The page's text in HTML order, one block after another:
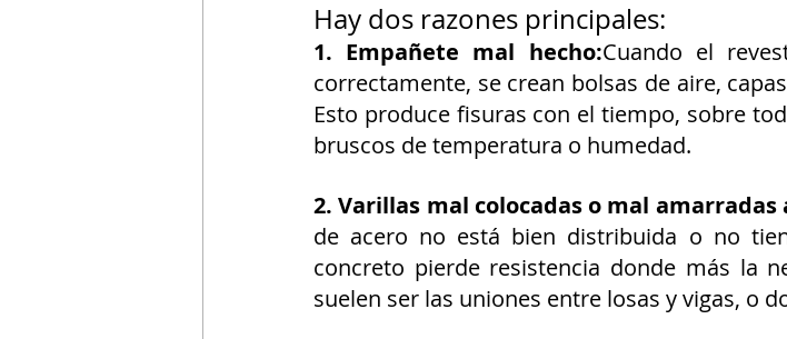
Hay dos razones principales:
1. Empañete mal hecho:Cuando el
correctamente, se crean bolsas de aire,
Esto produce fisuras con el tiempo, sobre
bruscos de temperatura o humedad.
2. Varillas mal colocadas o mal amarradas
de acero no está bien distribuida o no
concreto pierde resistencia donde más la
suelen ser las uniones entre losas y vigas, o